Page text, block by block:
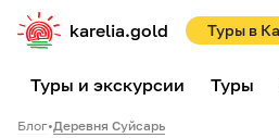
karelia.gold
Туры и экскурсии Туры
Блог•Деревня Суйсарь